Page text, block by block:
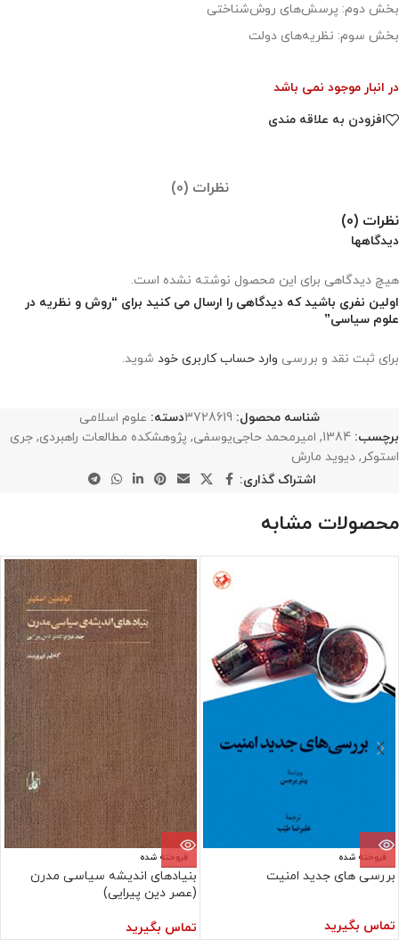
بخش دوم: پرسش‌‏های روش‌‏شناختی
بخش سوم: نظریه‏‌های دولت
در انبار موجود نمی باشد
افزودن به علاقه مندی
نظرات (0)
نظرات (0)
دیدگاهها
هیچ دیدگاهی برای این محصول نوشته نشده است.
اولین نفری باشید که دیدگاهی را ارسال می کنید برای “روش و نظریه در
علوم سیاسی”
برای ثبت نقد و بررسی وارد حساب کاربری خود شوید.
شناسه محصول: 3728619دسته: علوم اسلامی
برچسب: 1384
, امیرمحمد حاجی‌یوسفی, پژوهشکده مطالعات راهبردی, جری
استوکر, دیوید مارش
اشتراک گذاری:
محصولات مشابه
فروخته شده
بررسی های جدید امنیت
تماس بگیرید
فروخته شده
بنیادهای اندیشه سیاسی مدرن
(عصر دین پیرایی)
تماس بگیرید